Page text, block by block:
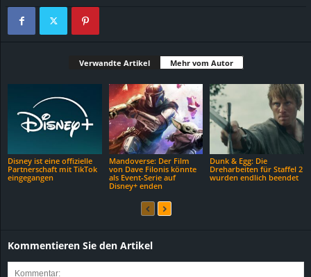
Verwandte Artikel Mehr vom Autor
Disney ist eine offizielle
Partnerschaft mit TikTok
eingegangen
Mandoverse: Der Film
von Dave Filonis könnte
als Event-Serie auf
Disney+ enden
Dunk & Egg: Die
Dreharbeiten für Staffel 2
wurden endlich beendet
Kommentieren Sie den Artikel